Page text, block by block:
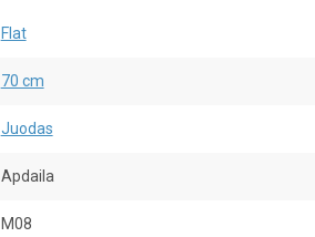
Flat
70 cm
Juodas
Apdaila
M08